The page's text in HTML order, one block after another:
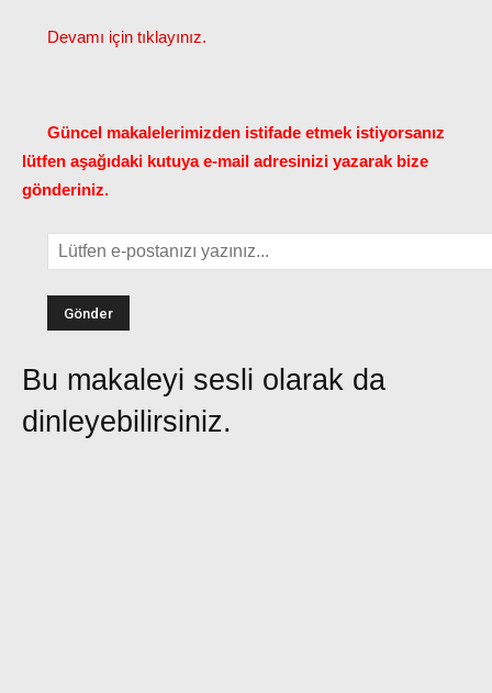
Devamı için tıklayınız.
Güncel makalelerimizden istifade etmek istiyorsanız
lütfen aşağıdaki kutuya e-mail adresinizi yazarak bize
gönderiniz.
Bu makaleyi sesli olarak da
dinleyebilirsiniz.